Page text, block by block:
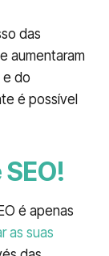
das
aumentaram
e do
é possível
é apenas
as suas